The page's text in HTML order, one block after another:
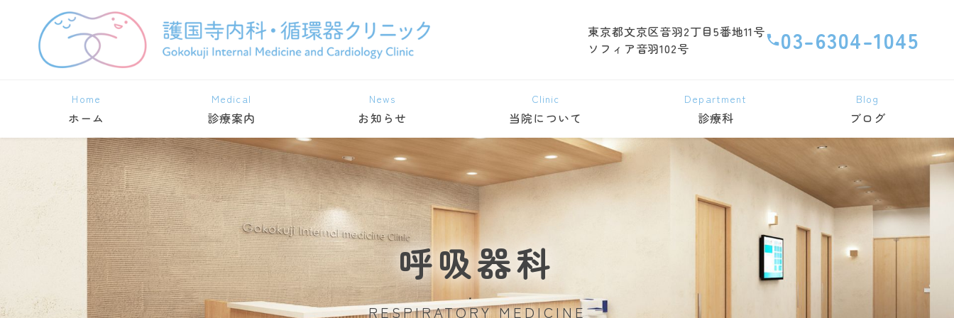
東京都文京区音羽2丁目5番地11号
ソフィア音羽102号
03-6304-1045
Home
ホーム
Medical
診療案内
News
お知らせ
Clinic
当院について
Department
診療科
Blog
ブログ
呼吸器科
RESPIRATORY MEDICINE